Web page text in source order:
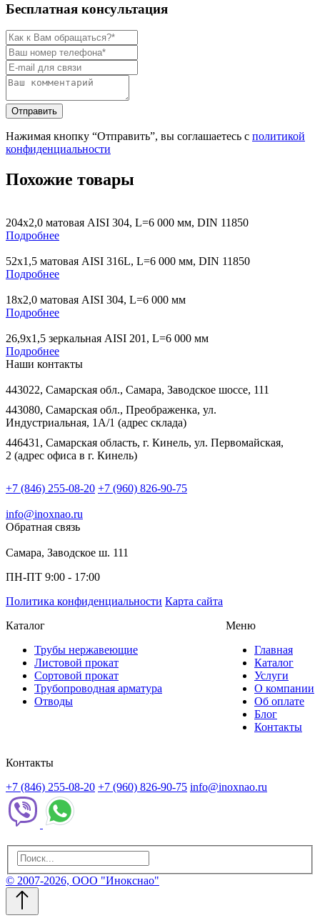
Бесплатная консультация
Нажимая кнопку “Отправить”, вы соглашаетесь с политикой
конфиденциальности
Похожие товары
204х2,0 матовая AISI 304, L=6 000 мм, DIN 11850
Подробнее
52х1,5 матовая AISI 316L, L=6 000 мм, DIN 11850
Подробнее
18х2,0 матовая AISI 304, L=6 000 мм
Подробнее
26,9х1,5 зеркальная AISI 201, L=6 000 мм
Подробнее
Наши контакты
443022, Самарская обл., Самара, Заводское шоссе, 111
443080, Самарская обл., Преображенка, ул.
Индустриальная, 1А/1 (адрес склада)
446431, Самарская область, г. Кинель, ул. Первомайская,
2 (адрес офиса в г. Кинель)
+7 (846) 255-08-20 +7 (960) 826-90-75
info@inoxnao.ru
Обратная связь
Самара, Заводское ш. 111
ПН-ПТ 9:00 - 17:00
Политика конфиденциальности Карта сайта
Каталог
Трубы нержавеющие
Листовой прокат
Сортовой прокат
Трубопроводная арматура
Отводы
Меню
Главная
Каталог
Услуги
О компании
Об оплате
Блог
Контакты
Контакты
+7 (846) 255-08-20 +7 (960) 826-90-75 info@inoxnao.ru
© 2007-2026, ООО "Инокснао"